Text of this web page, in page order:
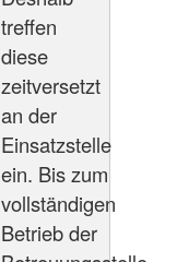
treffen
diese
zeitversetzt
an der
Einsatzstelle
ein. Bis zum
vollständigen
Betrieb der